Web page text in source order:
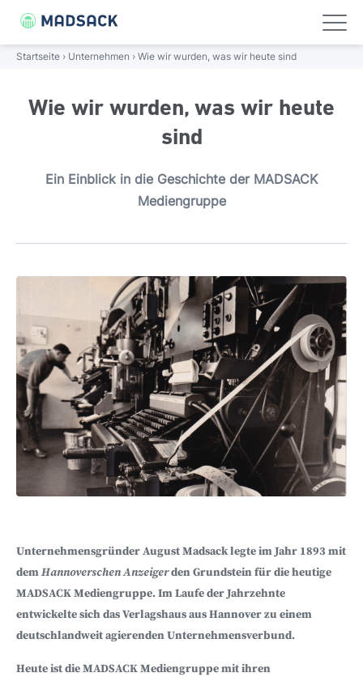
Startseite › Unternehmen › Wie wir wurden, was wir heute sind
Wie wir wurden, was wir heute
sind
Ein Einblick in die Geschichte der MADSACK
Mediengruppe
Unternehmensgründer August Madsack legte im Jahr 1893 mit
demHannoverschen Anzeigerden Grundstein für die heutige
MADSACK Mediengruppe. Im Laufe der Jahrzehnte
entwickelte sich das Verlagshaus aus Hannover zu einem
deutschlandweit agierenden Unternehmensverbund.
Heute ist die MADSACK Mediengruppe mit ihren
Unternehmen
Über uns
Porträt
Verantwortung
Standorte
Portfolio
Journalistische Stärke
Nationale Größe
Gebündelte Kompetenz
Pressemitteilungen
Linkedin